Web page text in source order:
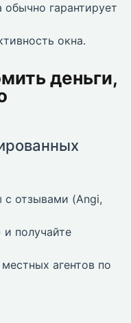
гарантирует
окна.
деньги,
с отзывами (Angi,
и получайте
агентов по